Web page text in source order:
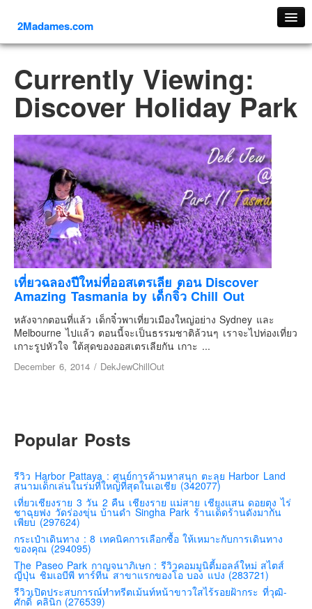
2Madames.com
ภาคเหนือ
ภาคใต้
ภาคกลาง
ภาคตะวันตก
ภาคอีสาน
ทริปต่างประเทศ
ยุโรป
รัสเซีย
ตุรกี-ตุรเคีย
เยอรมัน
ฝรั่งเศส
ออสเตรีย
เบลเยี่ยม
สวิสเซอร์แลนด์
โปรตุเกส
สเปน
โครเอเชีย
สโลเวเนีย
มอนเตรเนโกร
บอสเนียและเฮอร์เซโกวีน่า
Currently Viewing:
Discover Holiday Park
เที่ยวฉลองปีใหม่ที่ออสเตรเลีย ตอน Discover
Amazing Tasmania by เด็กจิ๋ว Chill Out
หลังจากตอนที่แล้ว เด็กจิ๋วพาเที่ยวเมืองใหญ่อย่าง Sydney และ
Melbourne ไปแล้ว ตอนนี้จะเป็นธรรมชาติล้วนๆ เราจะไปท่องเที่ยว
เกาะรูปหัวใจ ใต้สุดของออสเตรเลียกัน เกาะ ...
December 6, 2014 / DekJewChillOut
Popular Posts
รีวิว Harbor Pattaya : ศูนย์การค้ามหาสนุก ตะลุย Harbor Land
สนามเด็กเล่นในร่มที่ใหญ่ที่สุดในเอเชีย (342077)
เที่ยวเชียงราย 3 วัน 2 คืน เชียงราย แม่สาย เชียงแสน ดอยตุง ไร่
ชาฉุยฟง วัดร่องขุ่น บ้านดำ Singha Park ร้านเด็ดร้านดังมากัน
เพียบ (297624)
กระเป๋าเดินทาง : 8 เทคนิคการเลือกซื้อ ให้เหมาะกับการเดินทาง
ของคุณ (294095)
The Paseo Park กาญจนาภิเษก : รีวิวคอมมูนิตี้มอลล์ใหม่ สไตส์
ญี่ปุ่น ชิมเอบีพี ทาร์ทีน สาขาแรกของโอ บอง แปง (283721)
รีวิวเปิดประสบการณ์ทำทรีตเม้นท์หน้าขาวใสไร้รอยฝ้ากระ ที่วุฒิ-
ศักดิ์ คลินิก (276539)